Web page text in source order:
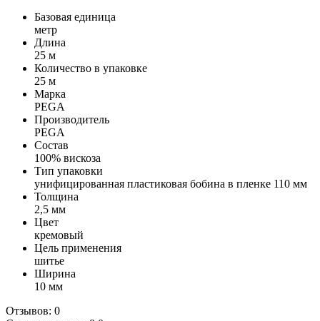
Базовая единица
метр
Длина
25 м
Количество в упаковке
25 м
Марка
PEGA
Производитель
PEGA
Состав
100% вискоза
Тип упаковки
унифицированная пластиковая бобина в пленке 110 мм
Толщина
2,5 мм
Цвет
кремовый
Цель применения
шитье
Ширина
10 мм
Отзывов: 0